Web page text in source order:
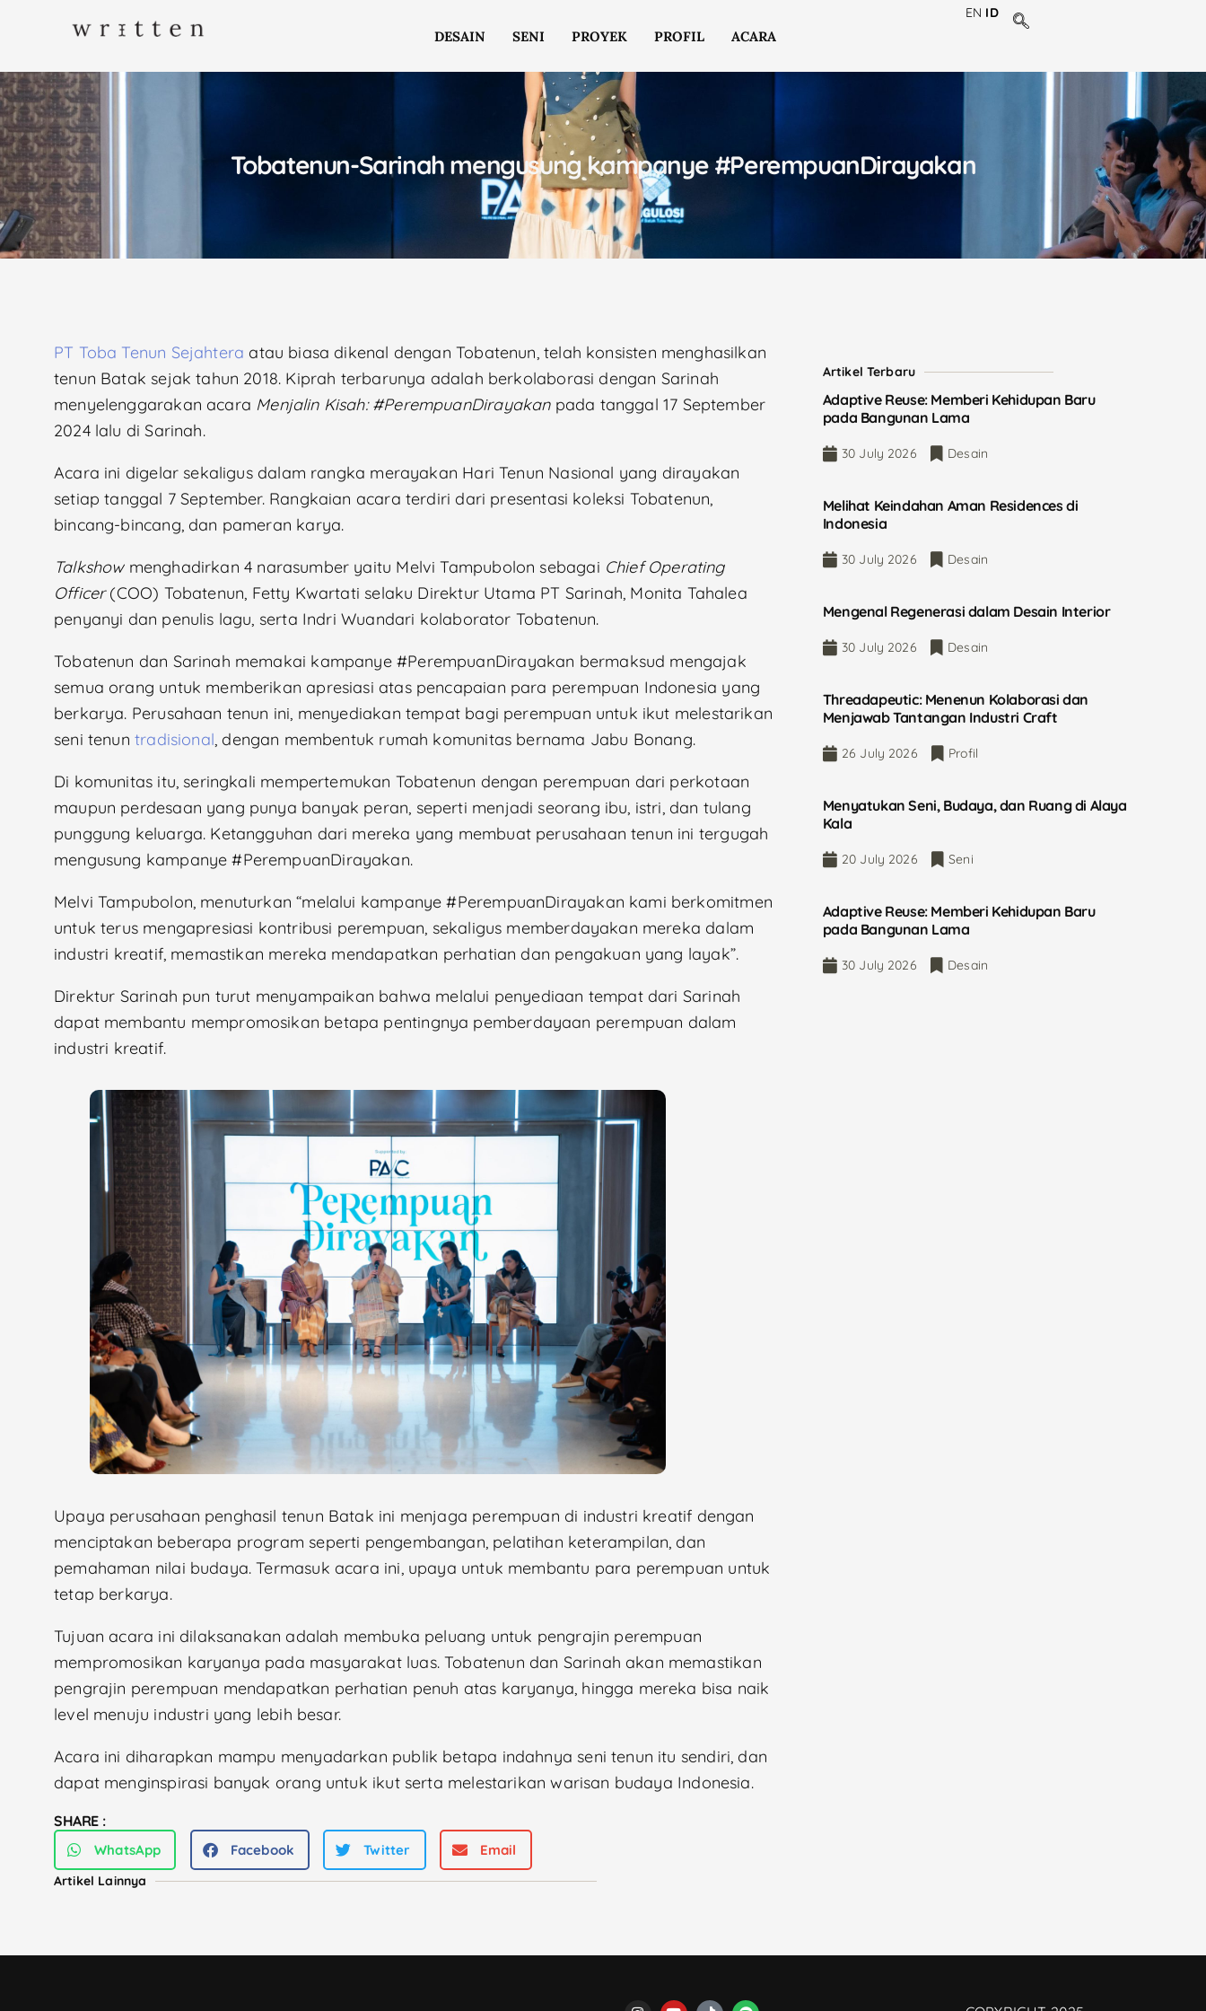
DESAIN SENI PROYEK PROFIL ACARA
EN ID
Tobatenun-Sarinah mengusung kampanye #PerempuanDirayakan
PT Toba Tenun Sejahtera atau biasa dikenal dengan Tobatenun, telah konsisten menghasilkan
tenun Batak sejak tahun 2018. Kiprah terbarunya adalah berkolaborasi dengan Sarinah
menyelenggarakan acara Menjalin Kisah: #PerempuanDirayakan pada tanggal 17 September
2024 lalu di Sarinah.
Acara ini digelar sekaligus dalam rangka merayakan Hari Tenun Nasional yang dirayakan
setiap tanggal 7 September. Rangkaian acara terdiri dari presentasi koleksi Tobatenun,
bincang-bincang, dan pameran karya.
Talkshowmenghadirkan 4 narasumber yaitu Melvi Tampubolon sebagai Chief Operating
Officer(COO) Tobatenun, Fetty Kwartati selaku Direktur Utama PT Sarinah, Monita Tahalea
penyanyi dan penulis lagu, serta Indri Wuandari kolaborator Tobatenun.
Tobatenun dan Sarinah memakai kampanye #PerempuanDirayakan bermaksud mengajak
semua orang untuk memberikan apresiasi atas pencapaian para perempuan Indonesia yang
berkarya. Perusahaan tenun ini, menyediakan tempat bagi perempuan untuk ikut melestarikan
seni tenun tradisional, dengan membentuk rumah komunitas bernama Jabu Bonang.
Di komunitas itu, seringkali mempertemukan Tobatenun dengan perempuan dari perkotaan
maupun perdesaan yang punya banyak peran, seperti menjadi seorang ibu, istri, dan tulang
punggung keluarga. Ketangguhan dari mereka yang membuat perusahaan tenun ini tergugah
mengusung kampanye #PerempuanDirayakan.
Melvi Tampubolon, menuturkan “melalui kampanye #PerempuanDirayakan kami berkomitmen
untuk terus mengapresiasi kontribusi perempuan, sekaligus memberdayakan mereka dalam
industri kreatif, memastikan mereka mendapatkan perhatian dan pengakuan yang layak”.
Direktur Sarinah pun turut menyampaikan bahwa melalui penyediaan tempat dari Sarinah
dapat membantu mempromosikan betapa pentingnya pemberdayaan perempuan dalam
industri kreatif.
Upaya perusahaan penghasil tenun Batak ini menjaga perempuan di industri kreatif dengan
menciptakan beberapa program seperti pengembangan, pelatihan keterampilan, dan
pemahaman nilai budaya. Termasuk acara ini, upaya untuk membantu para perempuan untuk
tetap berkarya.
Tujuan acara ini dilaksanakan adalah membuka peluang untuk pengrajin perempuan
mempromosikan karyanya pada masyarakat luas. Tobatenun dan Sarinah akan memastikan
pengrajin perempuan mendapatkan perhatian penuh atas karyanya, hingga mereka bisa naik
level menuju industri yang lebih besar.
Acara ini diharapkan mampu menyadarkan publik betapa indahnya seni tenun itu sendiri, dan
dapat menginspirasi banyak orang untuk ikut serta melestarikan warisan budaya Indonesia.
SHARE :
WhatsApp Facebook Twitter Email
Artikel Lainnya
Artikel Terbaru
Adaptive Reuse: Memberi Kehidupan Baru
pada Bangunan Lama
30 July 2026 Desain
Melihat Keindahan Aman Residences di
Indonesia
30 July 2026 Desain
Mengenal Regenerasi dalam Desain Interior
30 July 2026 Desain
Threadapeutic: Menenun Kolaborasi dan
Menjawab Tantangan Industri Craft
26 July 2026 Profil
Menyatukan Seni, Budaya, dan Ruang di Alaya
Kala
20 July 2026 Seni
Adaptive Reuse: Memberi Kehidupan Baru
pada Bangunan Lama
30 July 2026 Desain